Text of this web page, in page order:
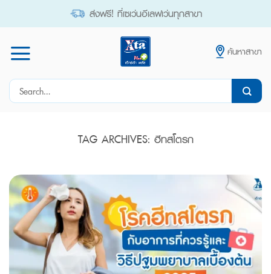
ส่งฟรี! ที่เซเว่นอีเลฟเว่นทุกสาขา
ค้นหาสาขา
Search
TAG ARCHIVES: ฮีทสโตรก